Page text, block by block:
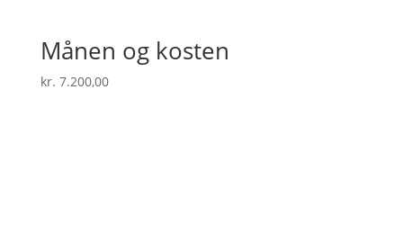
Månen og kosten
kr. 7.200,00